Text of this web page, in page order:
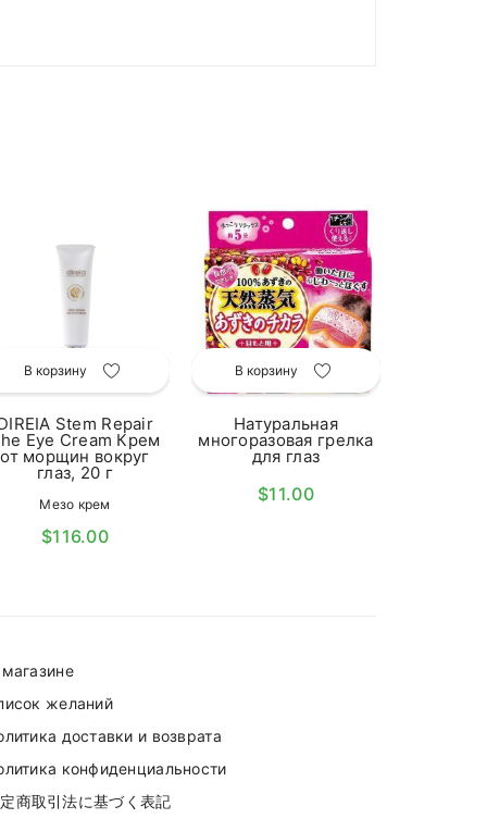
В корзину
Stem Repair
Eye Cream Крем
от морщин вокруг
глаз, 20 г
Мезо крем
$116.00
В корзину
Натуральная
многоразовая грелка
для глаз
$11.00
желаний
доставки и возврата
конфиденциальности
商取引法に基づく表記